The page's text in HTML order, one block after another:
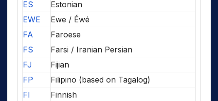
ES
Estonian
EWE
Ewe / Éwé
FA
Faroese
FS
Farsi / Iranian Persian
FJ
Fijian
FP
Filipino (based on Tagalog)
FI
Finnish